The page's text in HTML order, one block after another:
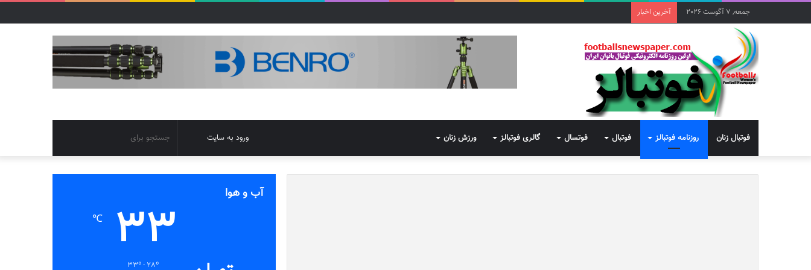
جمعه, 7 آگوست 2026 آخرین اخبار
فوتبال زنان روزنامه فوتبالز فوتبال فوتسال گالری فوتبالز ورزش زنان
برای
تغییر
پوسته
ورود به سایت
آب و هوا
33
℃